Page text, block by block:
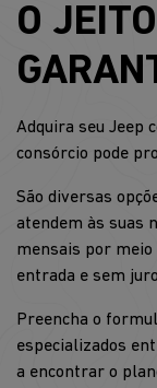
O
Adquira seu Jeep
consórcio pode
São diversas
atendem às suas
mensais por meio
entrada e sem
Preencha o
especializados
a encontrar o